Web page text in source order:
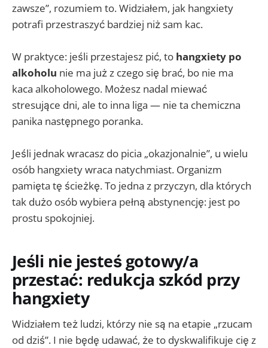
zawsze”, rozumiem to. Widziałem, jak hangxiety
potrafi przestraszyć bardziej niż sam kac.
W praktyce: jeśli przestajesz pić, to hangxiety po
alkoholu nie ma już z czego się brać, bo nie ma
kaca alkoholowego. Możesz nadal miewać
stresujące dni, ale to inna liga — nie ta chemiczna
panika następnego poranka.
Jeśli jednak wracasz do picia „okazjonalnie”, u wielu
osób hangxiety wraca natychmiast. Organizm
pamięta tę ścieżkę. To jedna z przyczyn, dla których
tak dużo osób wybiera pełną abstynencję: jest po
prostu spokojniej.
Jeśli nie jesteś gotowy/a
przestać: redukcja szkód przy
hangxiety
Widziałem też ludzi, którzy nie są na etapie „rzucam
od dziś”. I nie będę udawać, że to dyskwalifikuje cię z